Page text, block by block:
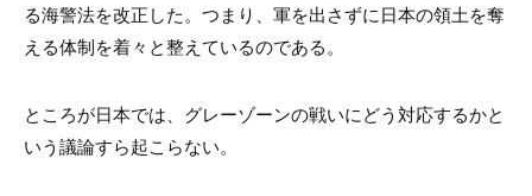
る海警法を改正した。つまり、軍を出さずに日本の領土を奪
える体制を着々と整えているのである。
ところが日本では、グレーゾーンの戦いにどう対応するかと
いう議論すら起こらない。